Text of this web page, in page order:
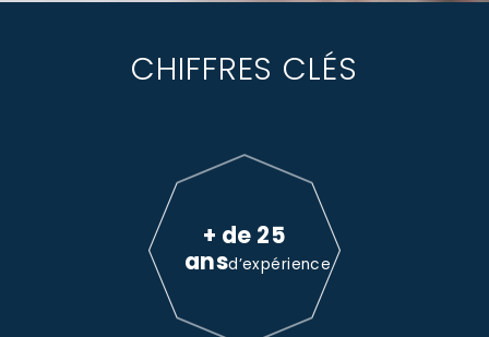
CHIFFRES CLÉS
+ de 25
ansd’expérience